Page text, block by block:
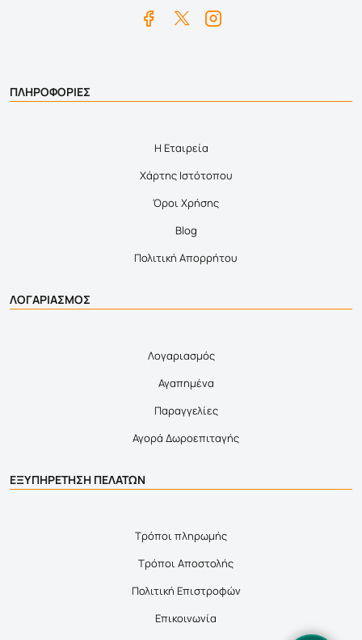
ΠΛΗΡΟΦΟΡΙΕΣ
Η Εταιρεία
Χάρτης Ιστότοπου
Όροι Χρήσης
Blog
Πολιτική Απορρήτου
ΛΟΓΑΡΙΑΣΜΟΣ
Λογαριασμός
Αγαπημένα
Παραγγελίες
Αγορά Δωροεπιταγής
ΕΞΥΠΗΡΕΤΗΣΗ ΠΕΛΑΤΩΝ
Τρόποι πληρωμής
Τρόποι Αποστολής
Πολιτική Επιστροφών
Επικοινωνία